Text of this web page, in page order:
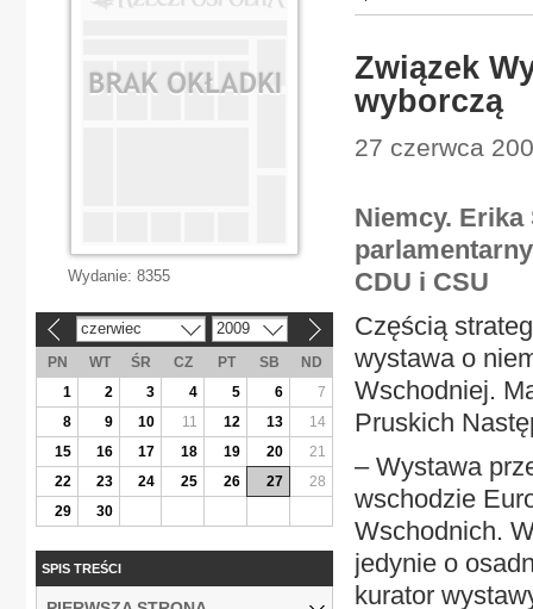
Związek
wyborczą
27 czerwca
Niemcy.
CDU i CSU
Częścią
wystawa o
Wschodniej.
Pruskich
– Wystawa
wschodzie
Wschodnich.
jedynie o
kurator
Wydanie: 8355
czerwiec 2009
PN WT ŚR CZ PT SB
ND
1
2 3 4 5 6
7
8
9 10 11 12 13
14
15
16 17 18 19 20
21
22
23 24 25 26 27
28
29
30
SPIS TREŚCI